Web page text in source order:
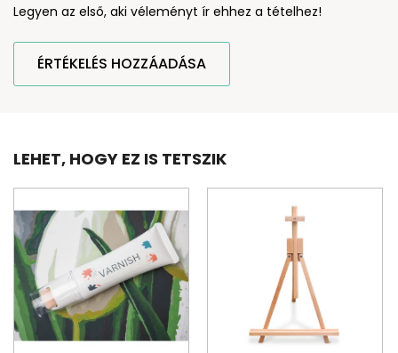
Legyen az első, aki véleményt ír ehhez a tételhez!
ÉRTÉKELÉS HOZZÁADÁSA
LEHET, HOGY EZ IS TETSZIK